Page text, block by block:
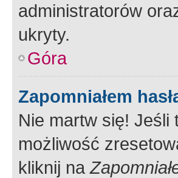
administratorów
ukryty.
Góra
Zapomniałem
Nie martw się! Jeśli
możliwość
kliknij na